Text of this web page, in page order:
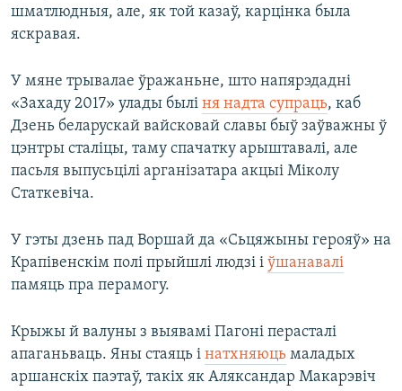
шматлюдныя, але, як той казаў, карцінка была
яскравая.
У мяне трывалае ўражаньне, што напярэдадні
«Захаду 2017» улады былі ня надта супраць, каб
Дзень беларускай вайсковай славы быў заўважны ў
цэнтры сталіцы, таму спачатку арыштавалі, але
пасьля выпусьцілі арганізатара акцыі Міколу
Статкевіча.
У гэты дзень пад Воршай да «Сьцяжыны герояў» на
Крапівенскім полі прыйшлі людзі і ўшанавалі
памяць пра перамогу.
Крыжы й валуны з выявамі Пагоні перасталі
апаганьваць. Яны стаяць і натхняюць маладых
аршанскіх паэтаў, такіх як Аляксандар Макарэвіч